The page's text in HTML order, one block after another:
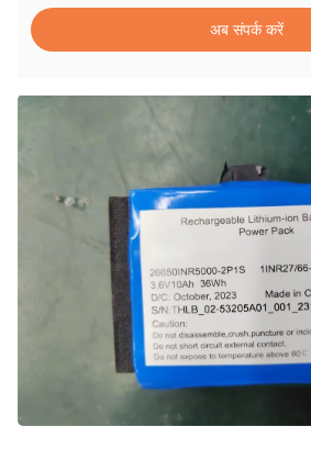
अब संपर्क करें